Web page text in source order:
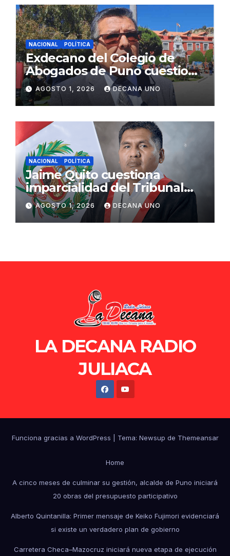
NACIONAL POLÍTICA
Exdecano del Colegio de
Abogados de Puno cuestiona
propuestas sobre seguridad
ciudadana
AGOSTO 1, 2026 DECANA UNO
NACIONAL POLÍTICA
Jaime Quito cuestiona
imparcialidad del Tribunal
Constitucional tras liberación
de Ollanta Humala
AGOSTO 1, 2026 DECANA UNO
LA DECANA RADIO
JULIACA
Funciona gracias a WordPress Tema: Newsup de Themeansar
Home
A cinco meses de culminar su gestión, alcalde de Puno iniciará
20 obras del presupuesto participativo
Alberto Quintanilla: Primer mensaje de Keiko Fujimori evidenciará
si existe un verdadero plan de gobierno
Carretera Checa–Mazocruz iniciará nueva etapa de ejecución